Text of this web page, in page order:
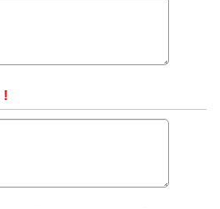
!